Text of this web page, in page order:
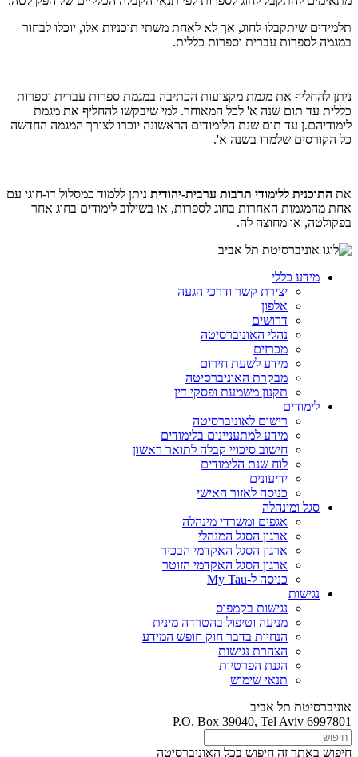
תלמידים שיתקבלו לחוג, אך לא לאחת משתי תוכניות אלו, יוכלו לבחור
במגמה לספרות עברית וספרות כללית.
ניתן להחליף את מגמת מקצועות הכתיבה במגמת ספרות עברית וספרות
כללית עד תום שנה א' לכל המאוחר. למי שיבקשו להחליף את מגמת
לימודיהם.ן עד תום שנת הלימודים הראשונה יוכרו לצורך המגמה החדשה
כל הקורסים שלמדו בשנה א'.
את התוכנית ללימודי תרבות ערבית-יהודית ניתן ללמוד כמסלול דו-חוגי עם
אחת מהמגמות האחרות בחוג לספרות, או בשילוב לימודים בחוג אחר
בפקולטה, או מחוצה לה.
מידע כללי
יצירת קשר ודרכי הגעה
אלפון
דרושים
נהלי האוניברסיטה
מכרזים
מידע לשעת חירום
מבקרת האוניברסיטה
תקנון משמעת ופסקי דין
לימודים
רישום לאוניברסיטה
מידע למתעניינים בלימודים
חישוב סיכויי קבלה לתואר ראשון
לוח שנת הלימודים
ידיעונים
כניסה לאזור האישי
סגל ומינהלה
אגפים ומשרדי מינהלה
ארגון הסגל המנהלי
ארגון הסגל האקדמי הבכיר
ארגון הסגל האקדמי הזוטר
כניסה ל-My Tau
נגישות
נגישות בקמפוס
מניעה וטיפול בהטרדה מינית
הנחיות בדבר חוק חופש המידע
הצהרת נגישות
הגנת הפרטיות
תנאי שימוש
אוניברסיטת תל אביב
P.O. Box 39040, Tel Aviv 6997801
חיפוש באתר זה חיפוש בכל האוניברסיטה